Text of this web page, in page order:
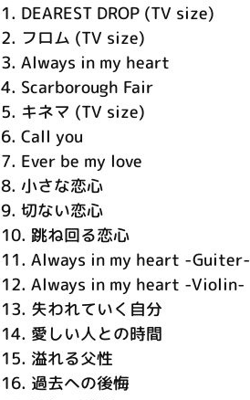
1. DEAREST DROP (TV size)
2. フロム (TV size)
3. Always in my heart
4. Scarborough Fair
5. キネマ (TV size)
6. Call you
7. Ever be my love
8. 小さな恋心
9. 切ない恋心
10. 跳ね回る恋心
11. Always in my heart -Guiter-
12. Always in my heart -Violin-
13. 失われていく自分
14. 愛しい人との時間
15. 溢れる父性
16. 過去への後悔